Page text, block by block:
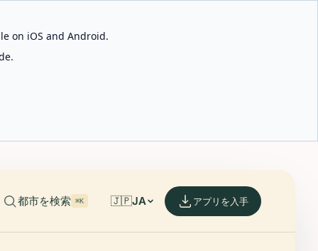
on iOS and Android.
都市を検索 ⌘K 🇯🇵JA アプリを入手